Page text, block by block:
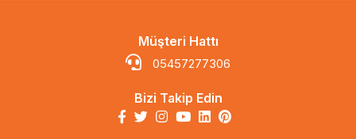
Müşteri Hattı
05457277306
Bizi Takip Edin